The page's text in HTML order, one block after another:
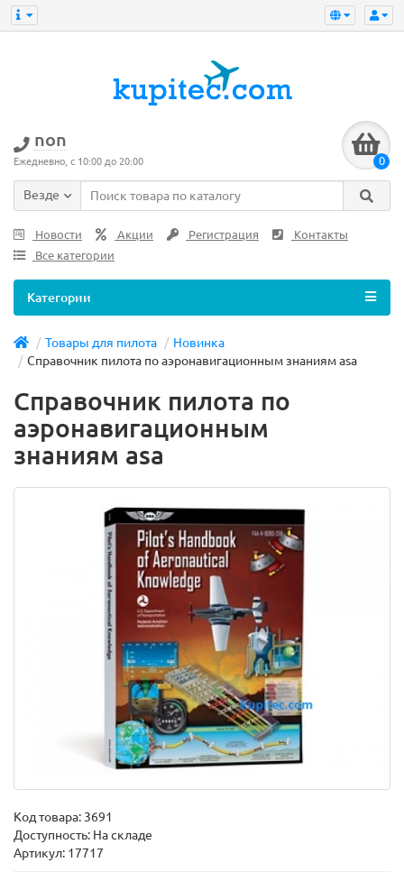
non
Ежедневно, с 10:00 до 20:00 0
Везде
Новости Акции Регистрация
Контакты
Все категории
Категории
Товары для пилота
Новинка
Справочник пилота по аэронавигационным знаниям asa
Справочник пилота по
аэронавигационным
знаниям asa
Код товара: 3691
Доступность: На складе
Артикул: 17717